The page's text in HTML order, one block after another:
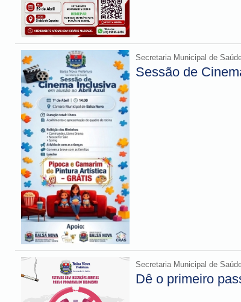
Secretaria Municipal de
Sessão de
Secretaria Municipal de
Dê o primeiro